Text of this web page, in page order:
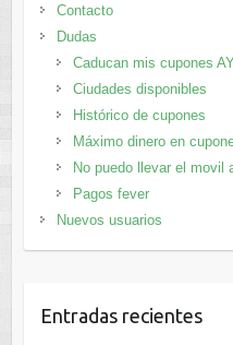
Contacto
Dudas
Caducan mis cupones
Ciudades disponibles
Histórico de cupones
Máximo dinero en
No puedo llevar el movil
Pagos fever
Nuevos usuarios
Entradas recientes